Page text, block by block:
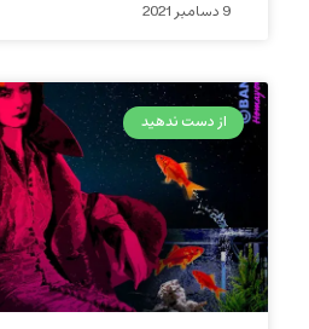
9 دسامبر 2021
از دست ندهید